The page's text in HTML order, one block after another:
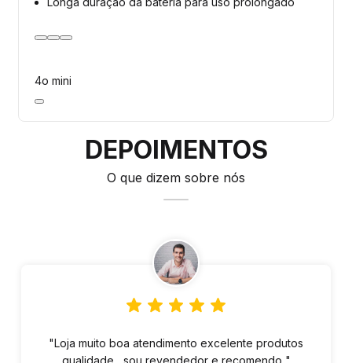
4o mini
DEPOIMENTOS
O que dizem sobre nós
"Loja muito boa atendimento excelente produtos
qualidade , sou revendedor e recomendo "